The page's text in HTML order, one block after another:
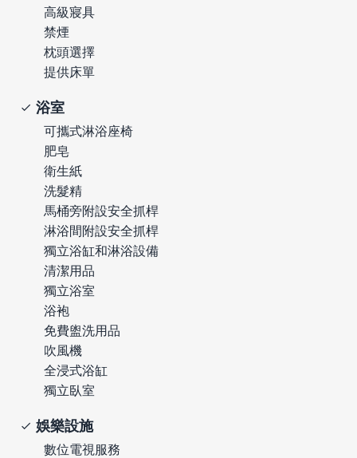
高級寢具
禁煙
枕頭選擇
提供床單
浴室
可攜式淋浴座椅
肥皂
衛生紙
洗髮精
馬桶旁附設安全抓桿
淋浴間附設安全抓桿
獨立浴缸和淋浴設備
清潔用品
獨立浴室
浴袍
免費盥洗用品
吹風機
全浸式浴缸
獨立臥室
娛樂設施
數位電視服務